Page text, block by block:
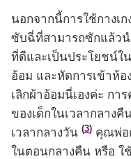
นอกจากนี้การใช้กางเก
ซับฉี่ที่สามารถซักแล้ว
ที่ดีและเป็นประโยชน์ใ
อ้อม และหัดการเข้าห้อ
เลิกผ้าอ้อมนี่เองค่ะ กา
ของเด็กในเวลากลาง
เวลากลางวัน (3) คุณพ่อ
ในตอนกลางคืน หรือ ใ